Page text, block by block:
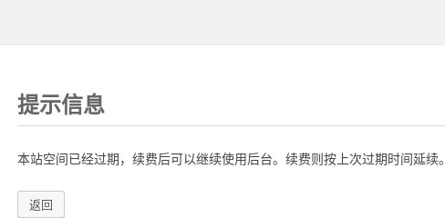
提示信息
本站空间已经过期，续费后可以继续使用后台。续费则按上次过期时间延续。
返回